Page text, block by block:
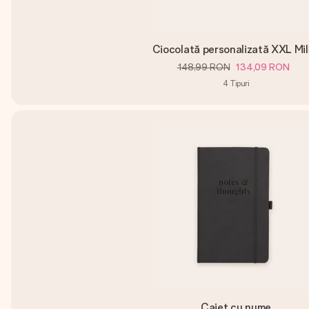
Ciocolată personalizată XXL
148,99 RON 134,09 RON
4 Tipuri